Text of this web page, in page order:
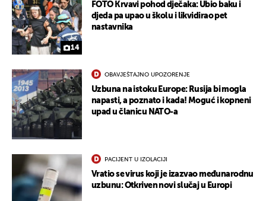
14
FOTO Krvavi pohod dječaka: Ubio baku i
djeda pa upao u školu i likvidirao pet
nastavnika
OBAVJEŠTAJNO UPOZORENJE
Uzbuna na istoku Europe: Rusija bi mogla
napasti, a poznato i kada! Moguć i kopneni
upad u članicu NATO-a
PACIJENT U IZOLACIJI
Vratio se virus koji je izazvao međunarodnu
uzbunu: Otkriven novi slučaj u Europi
UKLJUČITE NOTIFIKACIJE